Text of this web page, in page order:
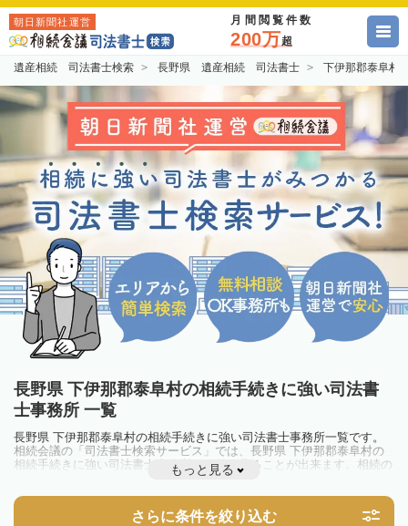
朝日新聞社運営 月間閲覧件数
200万超
遺産相続 司法書士検索 長野県 遺産相続 司法書士 下伊那郡泰阜
長野県 下伊那郡泰阜村の相続手続きに強い司法書
士事務所 一覧
長野県 下伊那郡泰阜村の相続手続きに強い司法書士事務所一覧です。
相続会議の「司法書士検索サービス」では、長野県 下伊那郡泰阜村の
相続手続きに強い司法書士事務所を一覧で見ることが出来ます。相続の
トラブルやお悩みを抱えている方は一度近隣の司法書士に相談してみま
もっと見る
さらに条件を絞り込む